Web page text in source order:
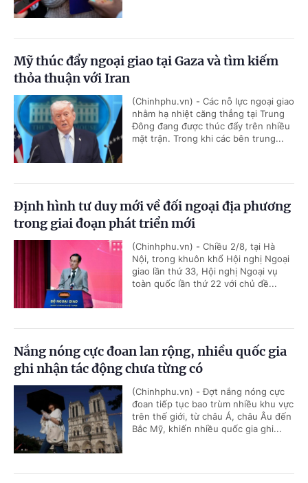
Mỹ thúc đẩy ngoại giao tại Gaza và tìm kiếm
thỏa thuận với Iran
(Chinhphu.vn) - Các nỗ lực ngoại giao
nhằm hạ nhiệt căng thẳng tại Trung
Đông đang được thúc đẩy trên nhiều
mặt trận. Trong khi các bên trung...
Định hình tư duy mới về đối ngoại địa phương
trong giai đoạn phát triển mới
(Chinhphu.vn) - Chiều 2/8, tại Hà
Nội, trong khuôn khổ Hội nghị Ngoại
giao lần thứ 33, Hội nghị Ngoại vụ
toàn quốc lần thứ 22 với chủ đề...
Nắng nóng cực đoan lan rộng, nhiều quốc gia
ghi nhận tác động chưa từng có
(Chinhphu.vn) - Đợt nắng nóng cực
đoan tiếp tục bao trùm nhiều khu vực
trên thế giới, từ châu Á, châu Âu đến
Bắc Mỹ, khiến nhiều quốc gia ghi...